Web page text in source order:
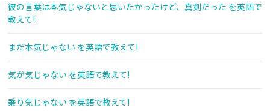
彼の言葉は本気じゃないと思いたかったけど、真剣だった を英語で
教えて!
まだ本気じゃない を英語で教えて!
気が気じゃない を英語で教えて!
乗り気じゃない を英語で教えて!